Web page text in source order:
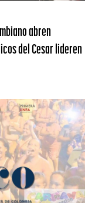
abren
del Cesar lideren